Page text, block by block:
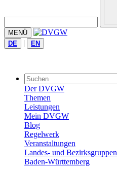
MENÜ
DE
| EN
Der DVGW
Themen
Leistungen
Mein DVGW
Blog
Regelwerk
Veranstaltungen
Landes- und Bezirksgruppen
Baden-Württemberg